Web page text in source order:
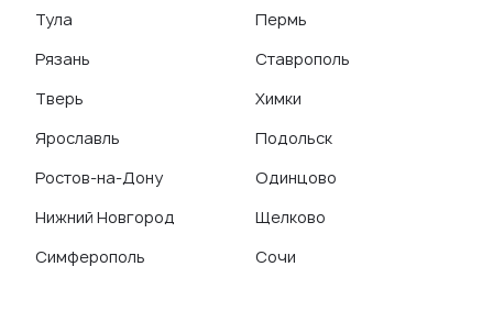
Тула
Рязань
Тверь
Ярославль
Ростов-на-Дону
Нижний Новгород
Симферополь
Пермь
Ставрополь
Химки
Подольск
Одинцово
Щелково
Сочи